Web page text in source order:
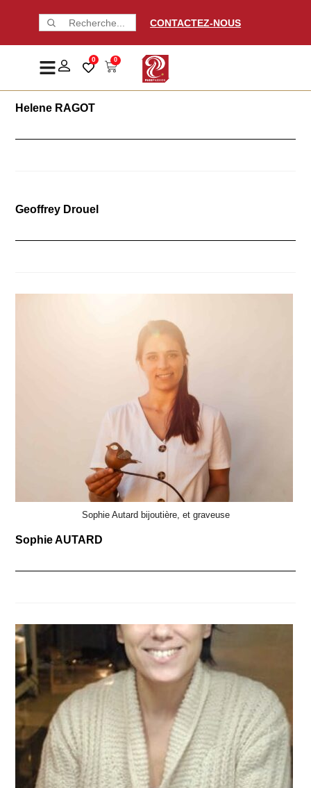
CONTACTEZ-NOUS
0 0
Helene RAGOT
Geoffrey Drouel
Sophie Autard bijoutière, et graveuse
Sophie AUTARD